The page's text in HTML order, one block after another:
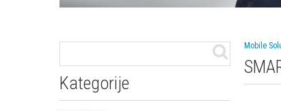
Kategorije
Mobile